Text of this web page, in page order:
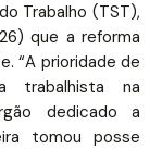
Trabalho (TST),
que a reforma
“A prioridade de
trabalhista na
dedicado a
tomou posse